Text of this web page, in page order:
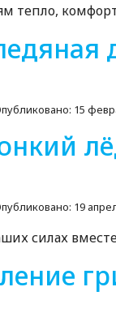
тепло,
15
19
силах